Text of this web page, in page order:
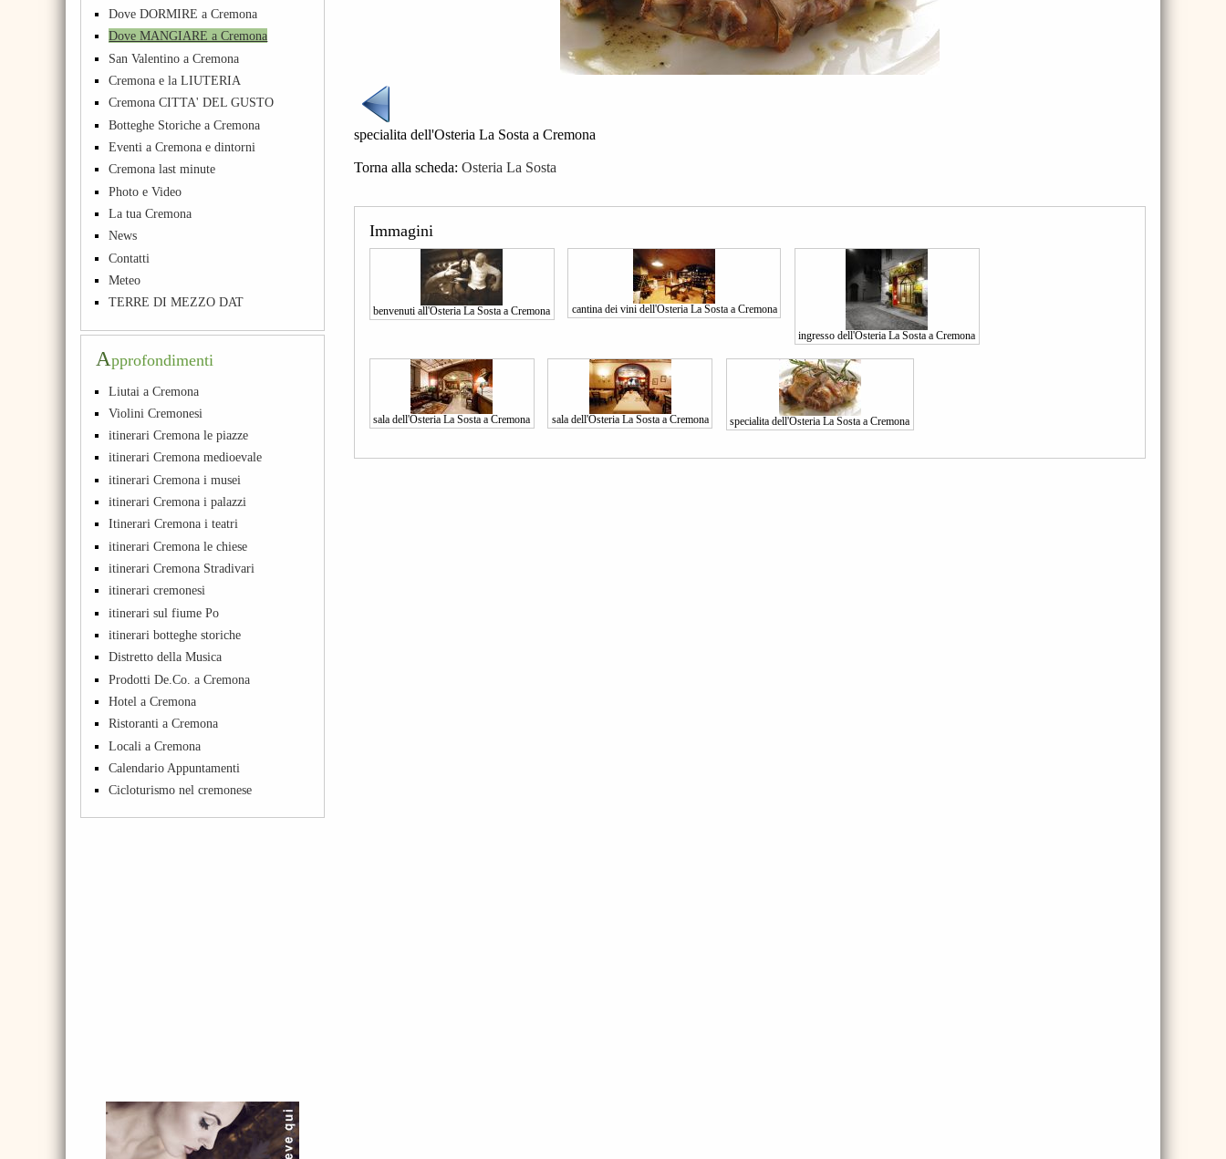
specialita dell'Osteria La Sosta a Cremona
Torna alla scheda: Osteria La Sosta
Immagini
benvenuti all'Osteria La Sosta a Cremona cantina dei vini dell'Osteria La Sosta a Cremona
ingresso dell'Osteria La Sosta a Cremona
sala dell'Osteria La Sosta a Cremona sala dell'Osteria La Sosta a Cremona specialita dell'Osteria La Sosta a Cremona
Dove DORMIRE a Cremona
Dove MANGIARE a Cremona
San Valentino a Cremona
Cremona e la LIUTERIA
Cremona CITTA' DEL GUSTO
Botteghe Storiche a Cremona
Eventi a Cremona e dintorni
Cremona last minute
Photo e Video
La tua Cremona
News
Contatti
Meteo
TERRE DI MEZZO DAT
Approfondimenti
Liutai a Cremona
Violini Cremonesi
itinerari Cremona le piazze
itinerari Cremona medioevale
itinerari Cremona i musei
itinerari Cremona i palazzi
Itinerari Cremona i teatri
itinerari Cremona le chiese
itinerari Cremona Stradivari
itinerari cremonesi
itinerari sul fiume Po
itinerari botteghe storiche
Distretto della Musica
Prodotti De.Co. a Cremona
Hotel a Cremona
Ristoranti a Cremona
Locali a Cremona
Calendario Appuntamenti
Cicloturismo nel cremonese